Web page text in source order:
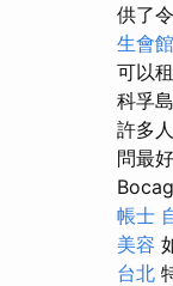
供了
生會館
可以
科孚
許多
問最
帳士
美容
台北